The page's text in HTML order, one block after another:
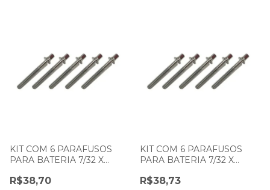
KIT COM 6 PARAFUSOS
PARA BATERIA 7/32 X
R$38,70
KIT COM 6 PARAFUSOS
PARA BATERIA 7/32 X
R$38,73